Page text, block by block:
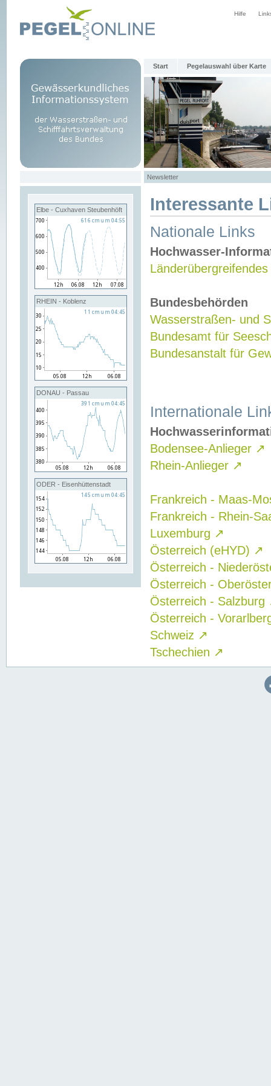
Hilfe
Start Pegelauswahl über Karte
Newsletter
Elbe - Cuxhaven Steubenhöft
RHEIN - Koblenz
DONAU - Passau
ODER - Eisenhüttenstadt
Interessante
Nationale Links
Hochwasser-
Bundesbehörden
Wasserstraßen- und
Bundesamt für
Bundesanstalt für
Internationale
Bodensee-Anlieger ↗
Rhein-Anlieger ↗
Frankreich - Maas-
Frankreich - Rhein-
Luxemburg ↗
Österreich (eHYD) ↗
Österreich -
Österreich -
Österreich - Salzburg
Österreich -
Schweiz ↗
Tschechien ↗